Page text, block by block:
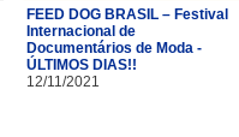
FEED DOG BRASIL – Festival
Internacional de
Documentários de Moda -
ÚLTIMOS DIAS!!
12/11/2021